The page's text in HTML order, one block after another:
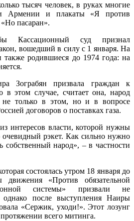
тысяч человек, в руках многие
Армении и плакаты «Я против
пасаран».
Кассационный суд признал
вошедший в силу с 1 января. На
также родившиеся до 1974 года: на
Зограбян призвала граждан к
в этом случае, считает она, народ
не только в этом, но и в вопросе
договоров о поставках газа.
интересов власти, которой нужны
очевидный рэкет. Как сильно нужно
собственный народ», – в частности
состоялась утром 18 января до
движения «Против обязательной
системы» призвали не
однако после выступления Наиры
«Сержик, уходи!». Этот лозунг
всего митинга.